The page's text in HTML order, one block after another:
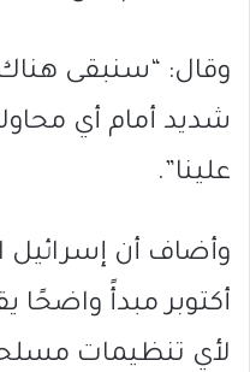
وقال: “سنبقى
شديد أمام أي
علينا”.
وأضاف أن إسرائيل
أكتوبر مبدأً
لأي تنظيمات